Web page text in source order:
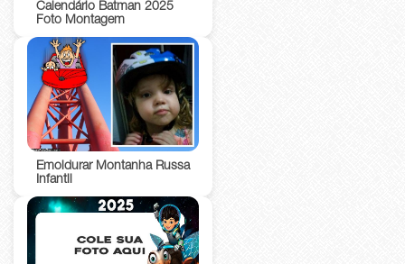
Calendário Batman 2025
Foto Montagem
Emoldurar Montanha Russa
Infantil